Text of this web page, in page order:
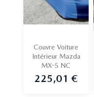
Couvre Voiture
Intérieur Mazda
MX-5 NC
Prix
225,01 €